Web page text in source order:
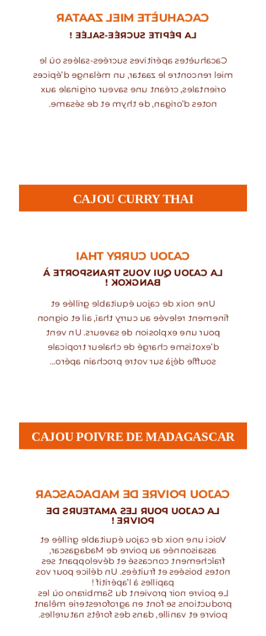
CACAHUÈTE MIEL ZAATAR
LA PÉPITE SUCRÉE-SALÉE !
Cacahuètes apéritives sucrées-salées où le
miel rencontre le zaatar, un mélange d’épices
orientales, créant une saveur originale aux
notes d’origan, de thym et de sésame.
CAJOU CURRY THAI
CAJOU CURRY THAI
LA CAJOU QUI VOUS TRANSPORTE À
BANGKOK !
Une noix de cajou équitable grillée et
finement relevée au curry thaï, ail et oignon
pour une explosion de saveurs. Un vent
d’exotisme chargé de chaleur tropicale
souffle déjà sur votre prochain apéro…
CAJOU POIVRE DE MADAGASCAR
CAJOU POIVRE DE MADAGASCAR
LA CAJOU POUR LES AMATEURS DE
POIVRE !
Voici une noix de cajou équitable grillée et
assaisonnée au poivre de Madagascar,
fraîchement concassé et développant ses
notes boisées et fruitées. Un délice pour vos
papilles à l’apéritif !
Le poivre noir provient du Sambirano où les
productions se font en agroforesterie mêlant
poivre et vanille, dans des forêts naturelles.